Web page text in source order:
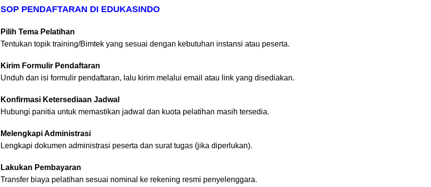
SOP PENDAFTARAN DI EDUKASINDO
Pilih Tema Pelatihan
Tentukan topik training/Bimtek yang sesuai dengan kebutuhan instansi atau peserta.
Kirim Formulir Pendaftaran
Unduh dan isi formulir pendaftaran, lalu kirim melalui email atau link yang disediakan.
Konfirmasi Ketersediaan Jadwal
Hubungi panitia untuk memastikan jadwal dan kuota pelatihan masih tersedia.
Melengkapi Administrasi
Lengkapi dokumen administrasi peserta dan surat tugas (jika diperlukan).
Lakukan Pembayaran
Transfer biaya pelatihan sesuai nominal ke rekening resmi penyelenggara.